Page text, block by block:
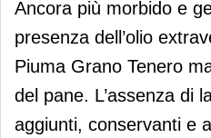
Ancora più morbido e
presenza dell’olio
Piuma Grano Tenero
del pane. L’assenza di
aggiunti, conservanti e